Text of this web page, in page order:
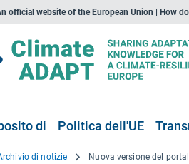
official website of the European Union | How
di Politica dell'UE
di notizie